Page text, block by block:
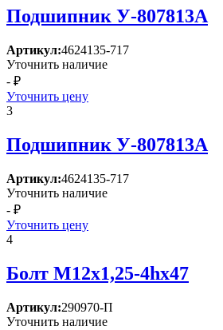
Подшипник У-807813А
Артикул:4624135-717
Уточнить наличие
- ₽
Уточнить цену
3
Подшипник У-807813А
Артикул:4624135-717
Уточнить наличие
- ₽
Уточнить цену
4
Болт М12х1,25-4hх47
Артикул:290970-П
Уточнить наличие